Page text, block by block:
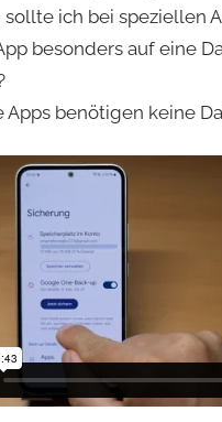
sollte ich bei speziellen
besonders auf eine
Apps benötigen keine